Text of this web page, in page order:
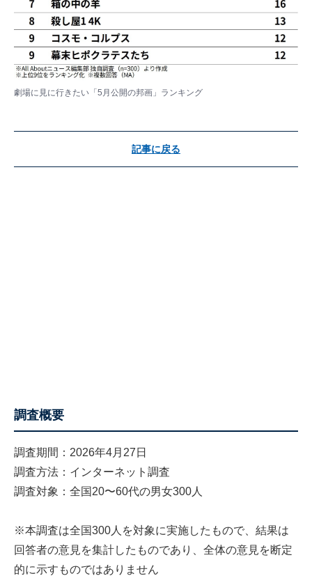
劇場に見に行きたい「5月公開の邦画」ランキング
記事に戻る
調査概要
調査期間：2026年4月27日
調査方法：インターネット調査
調査対象：全国20〜60代の男女300人
※本調査は全国300人を対象に実施したもので、結果は
回答者の意見を集計したものであり、全体の意見を断定
的に示すものではありません